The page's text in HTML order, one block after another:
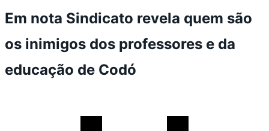
Em nota Sindicato revela quem são
os inimigos dos professores e da
educação de Codó